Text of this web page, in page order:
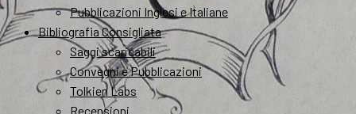
Pubblicazioni Inglesi e Italiane
Bibliografia Consigliata
Saggi scaricabili
Convegni e Pubblicazioni
Tolkien Labs
Recensioni